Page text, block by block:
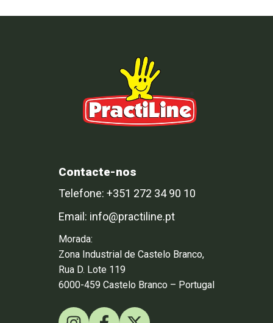
Contacte-nos
Telefone: +351 272 34 90 10
Email: info@practiline.pt
Morada:
Zona Industrial de Castelo Branco,
Rua D. Lote 119
6000-459 Castelo Branco – Portugal